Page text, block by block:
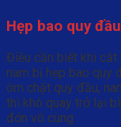
Hẹp bao quy đầu
Điều cần biết khi cắt
nam bị hẹp bao quy
ôm chặt quy đầu,
thì khó quay trở lại
đớn vô cùng.